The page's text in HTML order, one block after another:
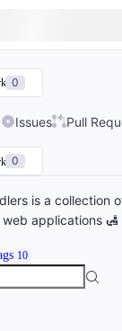
0
Issues Pull
0
is a collection
web applications 🛃
10